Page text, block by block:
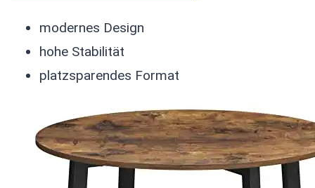
modernes Design
hohe Stabilität
platzsparendes Format